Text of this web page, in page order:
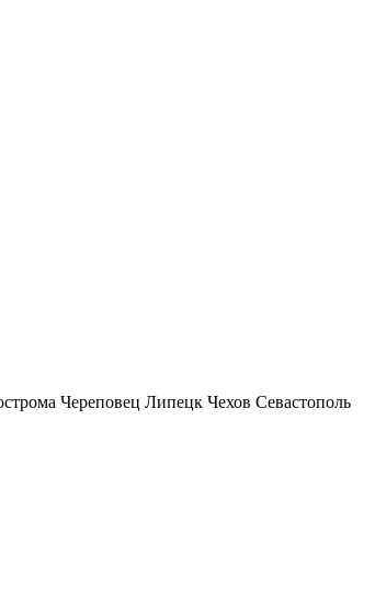
Череповец Липецк Чехов Севастополь